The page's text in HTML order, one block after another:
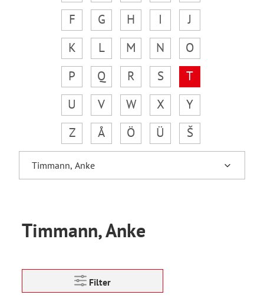
F
G H I
J
K
L M N
O
P
Q R S
T
U
V W X
Y
Z
Å Ö Ü Š
Timmann, Anke
Filter